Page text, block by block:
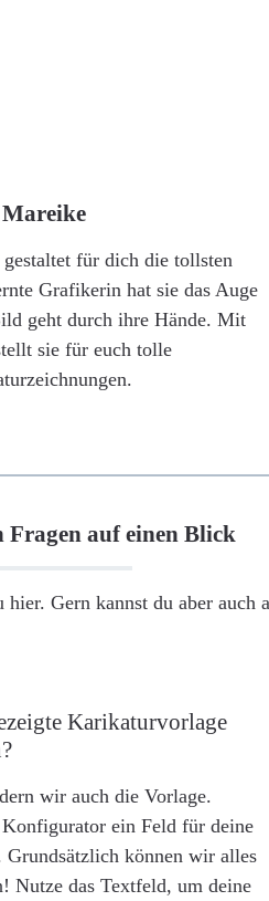
Mareike
gestaltet für dich die tollsten
Grafikerin hat sie das Auge
geht durch ihre Hände. Mit
sie für euch tolle
Fragen auf einen Blick
Gern kannst du aber auch
Karikaturvorlage
wir auch die Vorlage.
ein Feld für deine
Grundsätzlich können wir alles
Nutze das Textfeld, um deine